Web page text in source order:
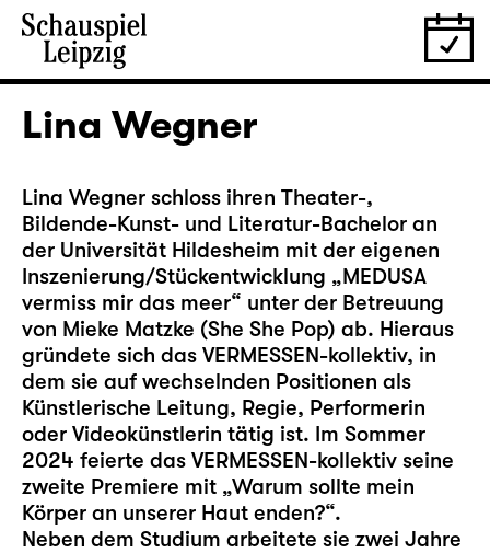
Lina Wegner
Lina Wegner schloss ihren Theater-,
Bildende-Kunst- und Literatur-Bachelor an
der Universität Hildesheim mit der eigenen
Inszenierung/Stückentwicklung „MEDUSA
vermiss mir das meer“ unter der Betreuung
von Mieke Matzke (She She Pop) ab. Hieraus
gründete sich das VERMESSEN-kollektiv, in
dem sie auf wechselnden Positionen als
Künstlerische Leitung, Regie, Performerin
oder Videokünstlerin tätig ist. Im Sommer
2024 feierte das VERMESSEN-kollektiv seine
zweite Premiere mit „Warum sollte mein
Körper an unserer Haut enden?“.
Neben dem Studium arbeitete sie zwei Jahre